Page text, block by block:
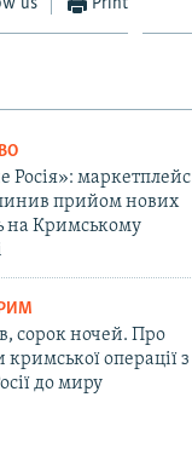
Росія»: маркетплейс
прийом нових
на Кримському
сорок ночей. Про
кримської операції з
до миру